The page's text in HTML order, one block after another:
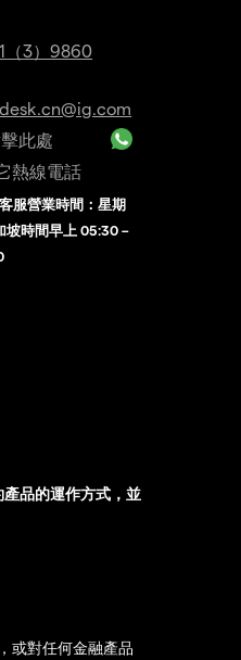
（3）9860
此處
熱線電話
服營業時間：星期
坡時間早上 05:30 –
品的運作方式，並
或對任何金融產品